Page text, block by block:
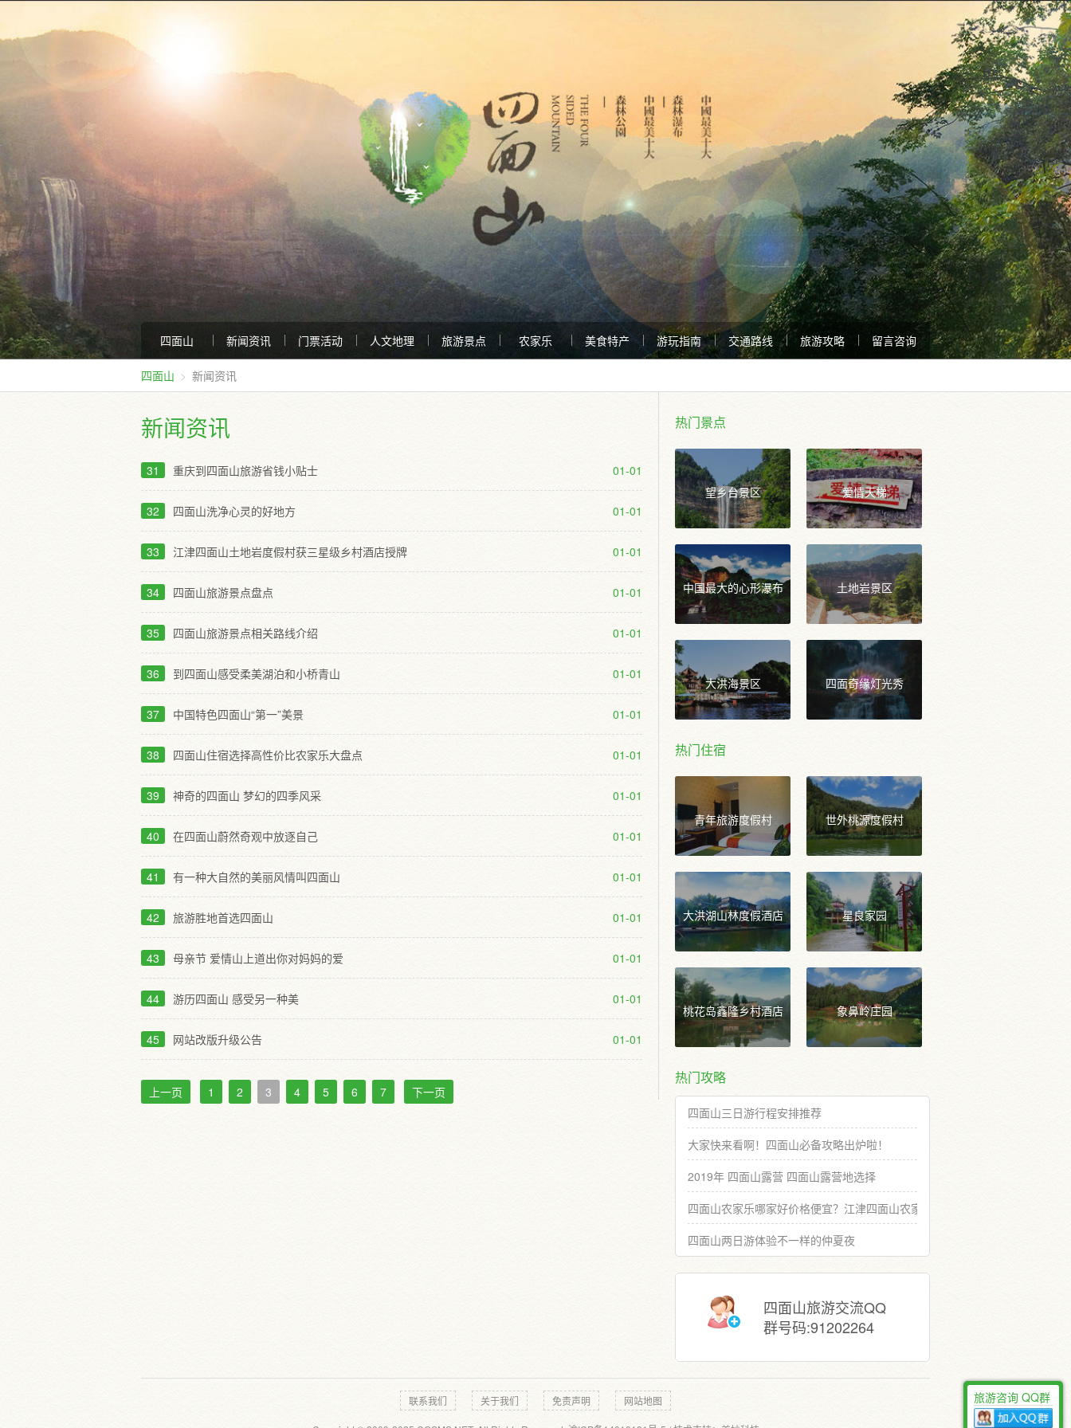
四面山 新闻资讯 门票活动 人文地理 旅游景点 农家乐 美食特产 游玩指南 交通路线 旅游攻略 留言咨询
四面山 新闻资讯
新闻资讯
31 重庆到四面山旅游省钱小贴士 01-01
32 四面山洗净心灵的好地方 01-01
33 江津四面山土地岩度假村获三星级乡村酒店授牌 01-01
34 四面山旅游景点盘点 01-01
35 四面山旅游景点相关路线介绍 01-01
36 到四面山感受柔美湖泊和小桥青山 01-01
37 中国特色四面山“第一”美景 01-01
38 四面山住宿选择高性价比农家乐大盘点 01-01
39 神奇的四面山 梦幻的四季风采 01-01
40 在四面山蔚然奇观中放逐自己 01-01
41 有一种大自然的美丽风情叫四面山 01-01
42 旅游胜地首选四面山 01-01
43 母亲节 爱情山上道出你对妈妈的爱 01-01
44 游历四面山 感受另一种美 01-01
45 网站改版升级公告 01-01
上一页 1 2 3 4 5 6 7 下一页
热门景点
望乡台景区 爱情天梯
中国最大的心形瀑布 土地岩景区
大洪海景区 四面奇缘灯光秀
热门住宿
青年旅游度假村 世外桃源度假村
大洪湖山林度假酒店 星良家园
桃花岛鑫隆乡村酒店 象鼻岭庄园
热门攻略
四面山三日游行程安排推荐
大家快来看啊！四面山必备攻略出炉啦！
2019年 四面山露营 四面山露营地选择
四面山农家乐哪家好价格便宜？江津四面山农家乐推荐选择
四面山两日游体验不一样的仲夏夜
四面山旅游交流QQ
群号码:91202264
联系我们 关于我们 免责声明 网站地图 旅游咨询 QQ群